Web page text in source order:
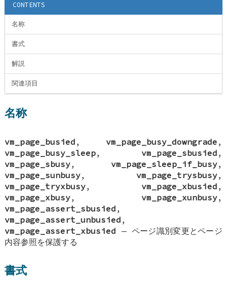
CONTENTS
名称
書式
解説
関連項目
名称
vm_page_busied , vm_page_busy_downgrade ,
vm_page_busy_sleep, vm_page_sbusied ,
vm_page_sbusy, vm_page_sleep_if_busy,
vm_page_sunbusy, vm_page_trysbusy,
vm_page_tryxbusy, vm_page_xbusied ,
vm_page_xbusy, vm_page_xunbusy,
vm_page_assert_sbusied ,
vm_page_assert_unbusied ,
vm_page_assert_xbusied — ページ識別変更とページ
内容参照を保護する
書式